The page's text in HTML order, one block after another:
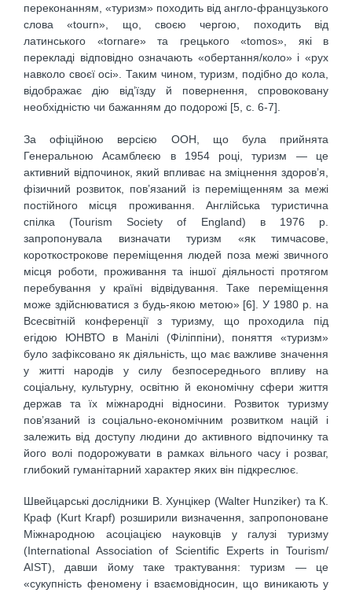
переконанням, «туризм» походить від англо-французького
слова «tourn», що, своєю чергою, походить від
латинського «tornare» та грецького «tomos», які в
перекладі відповідно означають «обертання/коло» і «рух
навколо своєї осі». Таким чином, туризм, подібно до кола,
відображає дію від’їзду й повернення, спровоковану
необхідністю чи бажанням до подорожі [5, с. 6-7].
За офіційною версією ООН, що була прийнята
Генеральною Асамблеєю в 1954 році, туризм — це
активний відпочинок, який впливає на зміцнення здоров’я,
фізичний розвиток, пов’язаний із переміщенням за межі
постійного місця проживання. Англійська туристична
спілка (Tourism Society of England) в 1976 р.
запропонувала визначати туризм «як тимчасове,
короткострокове переміщення людей поза межі звичного
місця роботи, проживання та іншої діяльності протягом
перебування у країні відвідування. Таке переміщення
може здійснюватися з будь-якою метою» [6]. У 1980 р. на
Всесвітній конференції з туризму, що проходила під
егідою ЮНВТО в Манілі (Філіппіни), поняття «туризм»
було зафіксовано як діяльність, що має важливе значення
у житті народів у силу безпосереднього впливу на
соціальну, культурну, освітню й економічну сфери життя
держав та їх міжнародні відносини. Розвиток туризму
пов’язаний із соціально-економічним розвитком націй і
залежить від доступу людини до активного відпочинку та
його волі подорожувати в рамках вільного часу і розваг,
глибокий гуманітарний характер яких він підкреслює.
Швейцарські дослідники В. Хунцікер (Walter Hunziker) та К.
Краф (Kurt Krapf) розширили визначення, запропоноване
Міжнародною асоціацією науковців у галузі туризму
(International Association of Scientific Experts in Tourism/
АІST), давши йому таке трактування: туризм — це
«сукупність феномену і взаємовідносин, що виникають у